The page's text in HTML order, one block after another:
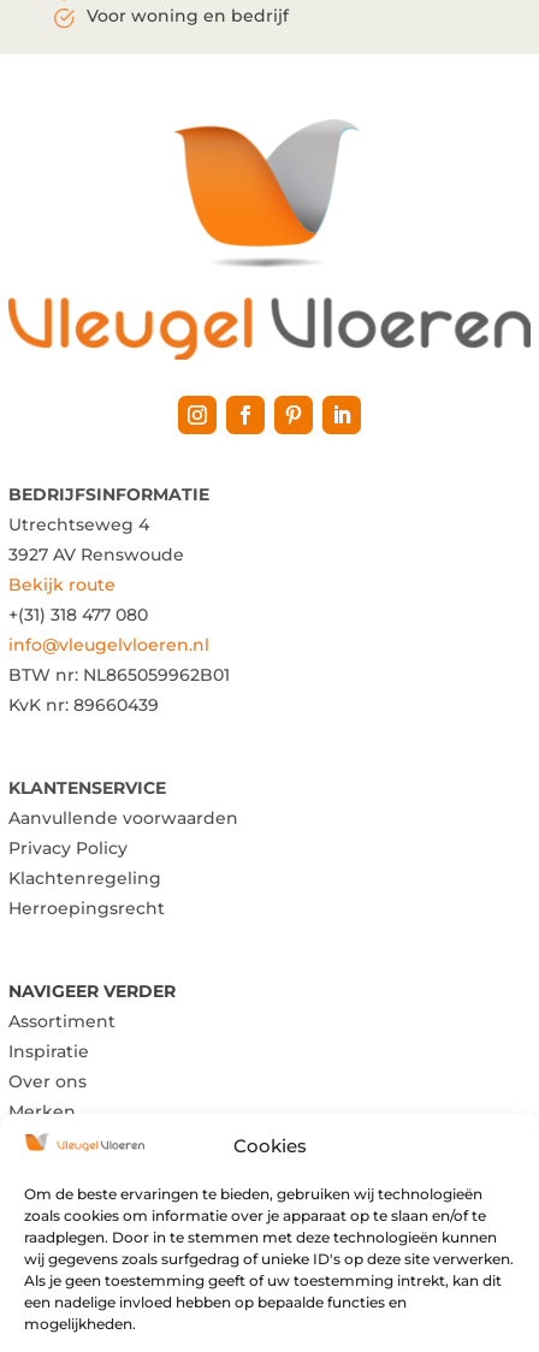
Cookies
Om de beste ervaringen te bieden, gebruiken wij technologieën
zoals cookies om informatie over je apparaat op te slaan en/of te
raadplegen. Door in te stemmen met deze technologieën kunnen
wij gegevens zoals surfgedrag of unieke ID's op deze site verwerken.
Als je geen toestemming geeft of uw toestemming intrekt, kan dit
een nadelige invloed hebben op bepaalde functies en
mogelijkheden.
Voor woning en bedrijf
BEDRIJFSINFORMATIE
Utrechtseweg 4
3927 AV Renswoude
Bekijk route
+(31) 318 477 080
info@vleugelvloeren.nl
BTW nr: NL865059962B01
KvK nr: 89660439
KLANTENSERVICE
Aanvullende voorwaarden
Privacy Policy
Klachtenregeling
Herroepingsrecht
NAVIGEER VERDER
Assortiment
Inspiratie
Over ons
Merken
Maandag:
Gesloten
Dinsdag:
Gesloten
Woensdag: 09:00 – 17:00
Donderdag: 09:00 – 17:00
Vrijdag:
09:00 – 17:00